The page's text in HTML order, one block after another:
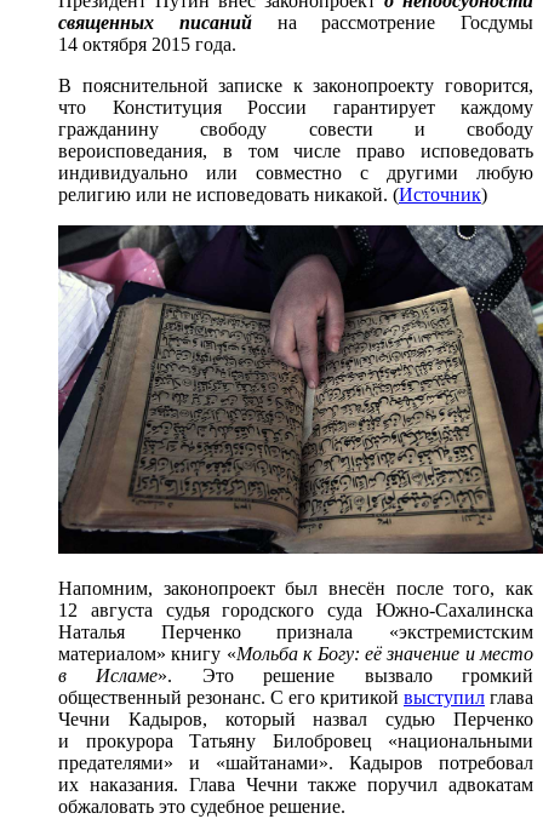
священных писанийна рассмотрение Госдумы
14 октября 2015 года.
В пояснительной записке к законопроекту говорится,
что Конституция России гарантирует каждому
гражданину свободу совести и свободу
вероисповедания, в том числе право исповедовать
индивидуально или совместно с другими любую
религию или не исповедовать никакой. (Источник)
Напомним, законопроект был внесён после того, как
12 августа судья городского суда Южно-Сахалинска
Наталья Перченко признала «экстремистским
материалом» книгу «Мольба к Богу: её значение и место
в Исламе». Это решение вызвало громкий
общественный резонанс. С его критикой выступил глава
Чечни Кадыров, который назвал судью Перченко
и прокурора Татьяну Билобровец «национальными
предателями» и «шайтанами». Кадыров потребовал
их наказания. Глава Чечни также поручил адвокатам
обжаловать это судебное решение.